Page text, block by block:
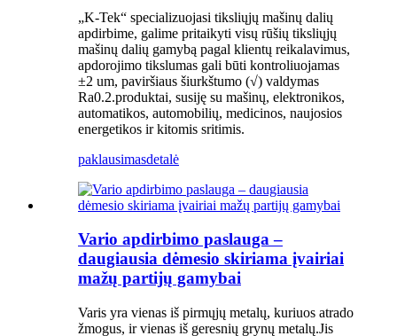
„K-Tek“ specializuojasi tiksliųjų mašinų dalių
apdirbime, galime pritaikyti visų rūšių tiksliųjų
mašinų dalių gamybą pagal klientų reikalavimus,
apdorojimo tikslumas gali būti kontroliuojamas
±2 um, paviršiaus šiurkštumo (√) valdymas
Ra0.2.produktai, susiję su mašinų, elektronikos,
automatikos, automobilių, medicinos, naujosios
energetikos ir kitomis sritimis.
paklausimasdetalė
Vario apdirbimo paslauga –
daugiausia dėmesio skiriama įvairiai
mažų partijų gamybai
Varis yra vienas iš pirmųjų metalų, kuriuos atrado
žmogus, ir vienas iš geresnių grynų metalų.Jis